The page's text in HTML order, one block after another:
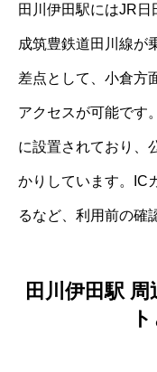
田川伊田駅にはJR
成筑豊鉄道田川線が
差点として、小倉方
アクセスが可能です
に設置されており、
かりしています。IC
るなど、利用前の確
田川伊田駅